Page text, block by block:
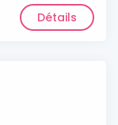
Détails